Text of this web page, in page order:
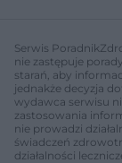
Serwis
nie zastępuje
starań, aby
jednakże decyzja
wydawca serwisu
zastosowania
nie prowadzi
świadczeń
działalności